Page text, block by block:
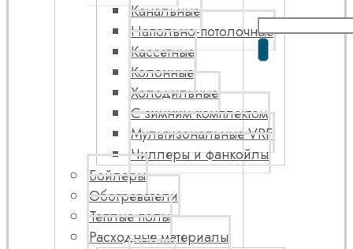
Канальные
Напольно-потолочные
Кассетные
Колонные
Холодильные
С зимним комплектом
Мультизональные VRF
Чиллеры и фанкойлы
Бойлеры
Обогреватели
Теплые полы
Расходные материалы